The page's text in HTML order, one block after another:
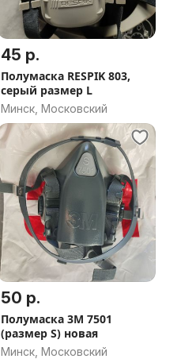
45 р.
Полумаска RESPIK 803,
серый размер L
Минск, Московский
50 р.
Полумаска 3М 7501
(размер S) новая
Минск, Московский